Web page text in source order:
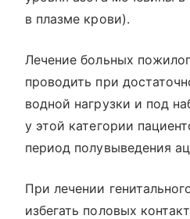
в плазме крови).
Лечение больных
проводить при
водной нагрузки и под
у этой категории
период полувыведения
При лечении
избегать половых